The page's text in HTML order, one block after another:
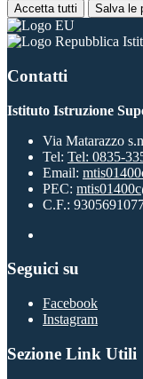
Accetta tutti Salva le
Contatti
Istituto Istruzione
Via Matarazzo
Tel: Tel: 0835-
Email:
PEC:
C.F.:
Seguici su
Facebook
Instagram
Sezione Link Utili